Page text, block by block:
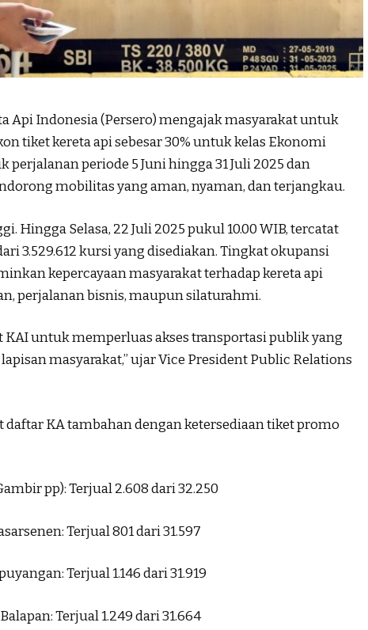
Api Indonesia (Persero) mengajak masyarakat untuk
tiket kereta api sebesar 30% untuk kelas Ekonomi
periode 5 Juni hingga 31 Juli 2025 dan
mobilitas yang aman, nyaman, dan terjangkau.
Hingga Selasa, 22 Juli 2025 pukul 10.00 WIB, tercatat
3.529.612 kursi yang disediakan. Tingkat okupansi
kepercayaan masyarakat terhadap kereta api
perjalanan bisnis, maupun silaturahmi.
untuk memperluas akses transportasi publik yang
masyarakat,” ujar Vice President Public Relations
KA tambahan dengan ketersediaan tiket promo
pp): Terjual 2.608 dari 32.250
Terjual 801 dari 31.597
Terjual 1.146 dari 31.919
Terjual 1.249 dari 31.664